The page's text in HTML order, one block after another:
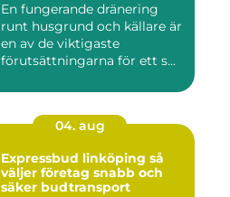
En fungerande dränering
runt husgrund och källare är
en av de viktigaste
förutsättningarna för ett s...
04. aug
Expressbud linköping så
väljer företag snabb och
säker budtransport